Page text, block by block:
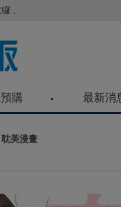
，不要被騙了！請各位喜歡青
購 最新消
耽美漫畫